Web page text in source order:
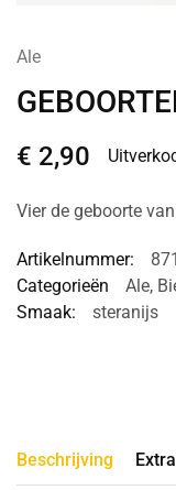
Ale
€ 2,90
Vier de geboorte
Artikelnummer:
Categorieën
Ale,
Smaak:
steranijs
Beschrijving